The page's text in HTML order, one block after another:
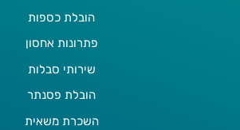
הובלת כספות
פתרונות אחסון
שירותי סבלות
הובלת פסנתר
השכרת משאית